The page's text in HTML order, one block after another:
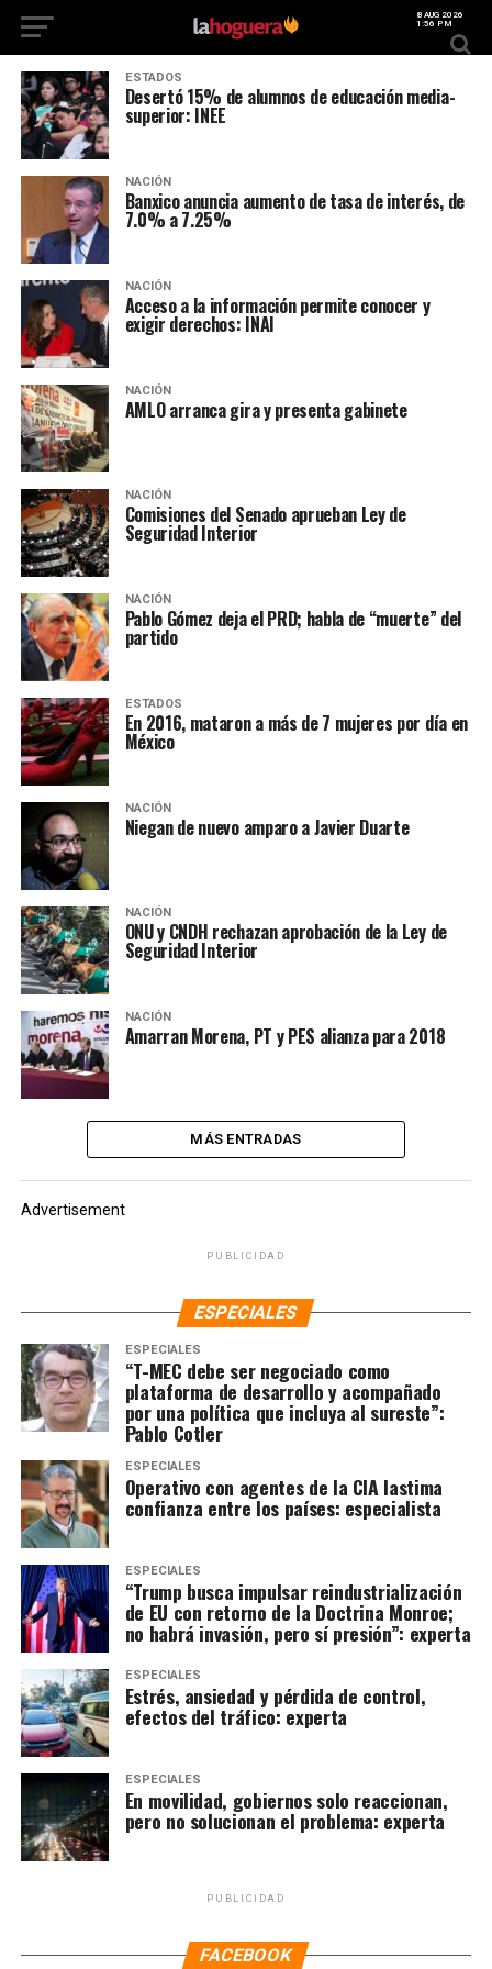
8 AUG 2026
1:56 PM
ESTADOS
Desertó 15% de alumnos de educación media-
superior: INEE
NACIÓN
Banxico anuncia aumento de tasa de interés, de
7.0% a 7.25%
NACIÓN
Acceso a la información permite conocer y
exigir derechos: INAI
NACIÓN
AMLO arranca gira y presenta gabinete
NACIÓN
Comisiones del Senado aprueban Ley de
Seguridad Interior
NACIÓN
Pablo Gómez deja el PRD; habla de “muerte” del
partido
ESTADOS
En 2016, mataron a más de 7 mujeres por día en
México
NACIÓN
Niegan de nuevo amparo a Javier Duarte
NACIÓN
ONU y CNDH rechazan aprobación de la Ley de
Seguridad Interior
NACIÓN
Amarran Morena, PT y PES alianza para 2018
MÁS ENTRADAS
Advertisement
PUBLICIDAD
ESPECIALES
ESPECIALES
“T-MEC debe ser negociado como
plataforma de desarrollo y acompañado
por una política que incluya al sureste”:
Pablo Cotler
ESPECIALES
Operativo con agentes de la CIA lastima
confianza entre los países: especialista
ESPECIALES
“Trump busca impulsar reindustrialización
de EU con retorno de la Doctrina Monroe;
no habrá invasión, pero sí presión”: experta
ESPECIALES
Estrés, ansiedad y pérdida de control,
efectos del tráfico: experta
ESPECIALES
En movilidad, gobiernos solo reaccionan,
pero no solucionan el problema: experta
PUBLICIDAD
FACEBOOK